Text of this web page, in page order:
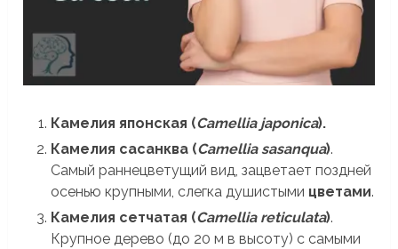
Камелия японская (Camellia japonica).
Камелия сасанква (Camellia sasanqua).
Самый раннецветущий вид, зацветает поздней
осенью крупными, слегка душистыми цветами.
Камелия сетчатая (Camellia reticulata).
Крупное дерево (до 20 м в высоту) с самыми